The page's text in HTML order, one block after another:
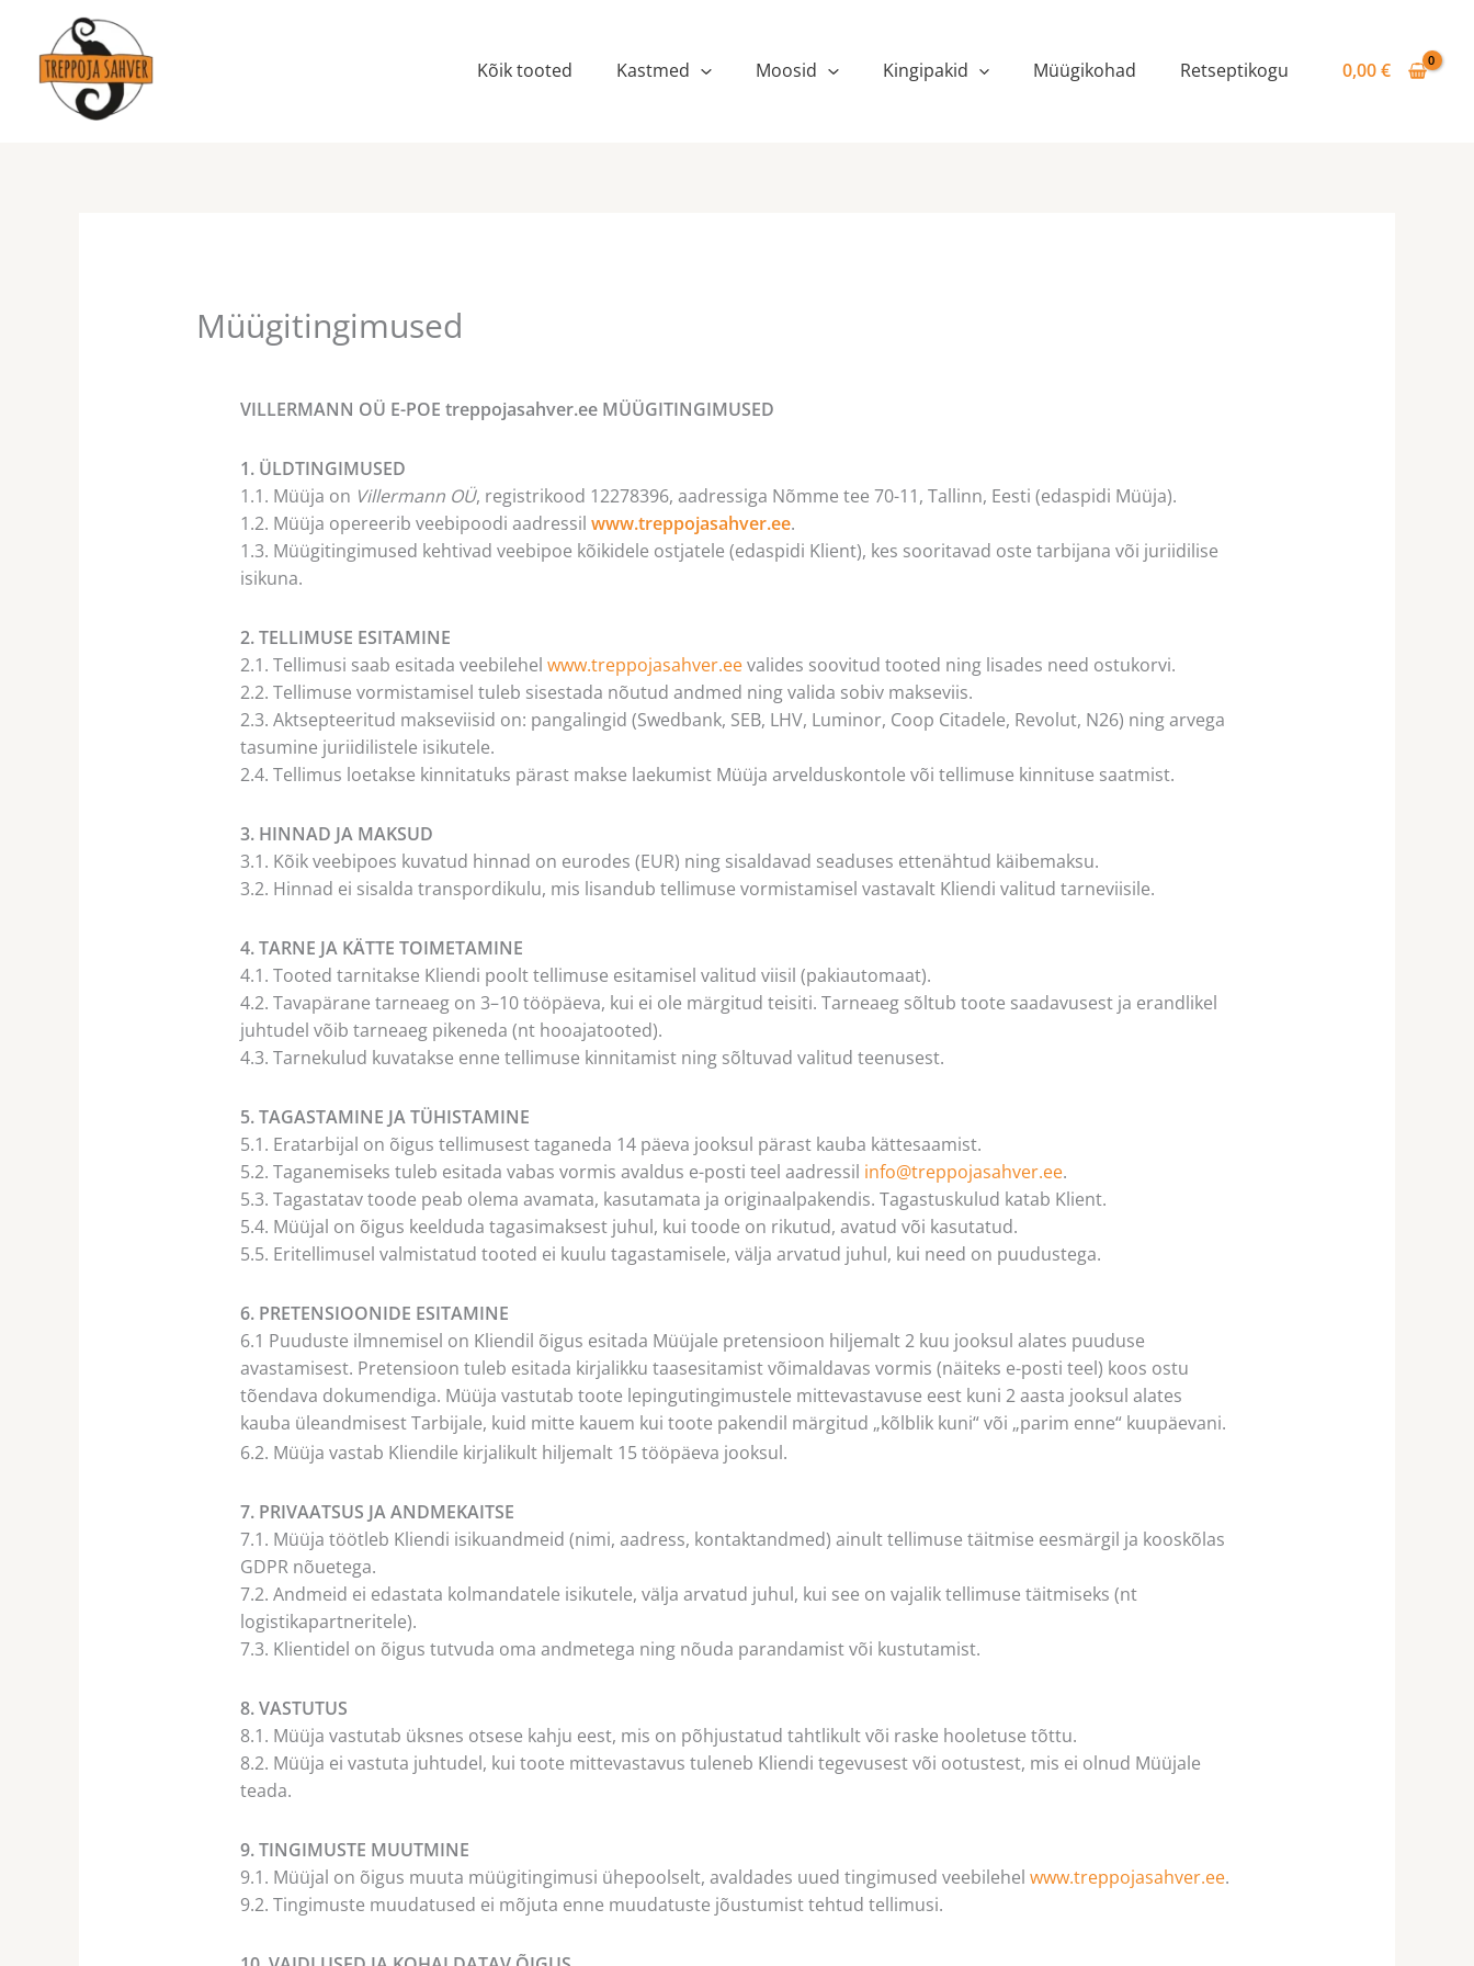
content
Kõik tooted Kastmed Moosid Kingipakid Müügikohad Retseptikogu 0,00€
Müügitingimused
VILLERMANN OÜ E-POE treppojasahver.ee MÜÜGITINGIMUSED
1. ÜLDTINGIMUSED
1.1. Müüja on Villermann OÜ, registrikood 12278396, aadressiga Nõmme tee 70-11, Tallinn, Eesti (edaspidi Müüja).
1.2. Müüja opereerib veebipoodi aadressil www.treppojasahver.ee.
1.3. Müügitingimused kehtivad veebipoe kõikidele ostjatele (edaspidi Klient), kes sooritavad oste tarbijana või juriidilise
isikuna.
2. TELLIMUSE ESITAMINE
2.1. Tellimusi saab esitada veebilehel www.treppojasahver.eevalides soovitud tooted ning lisades need ostukorvi.
2.2. Tellimuse vormistamisel tuleb sisestada nõutud andmed ning valida sobiv makseviis.
2.3. Aktsepteeritud makseviisid on: pangalingid (Swedbank, SEB, LHV, Luminor, Coop Citadele, Revolut, N26) ning arvega
tasumine juriidilistele isikutele.
2.4. Tellimus loetakse kinnitatuks pärast makse laekumist Müüja arvelduskontole või tellimuse kinnituse saatmist.
3. HINNAD JA MAKSUD
3.1. Kõik veebipoes kuvatud hinnad on eurodes (EUR) ning sisaldavad seaduses ettenähtud käibemaksu.
3.2. Hinnad ei sisalda transpordikulu, mis lisandub tellimuse vormistamisel vastavalt Kliendi valitud tarneviisile.
4. TARNE JA KÄTTE TOIMETAMINE
4.1. Tooted tarnitakse Kliendi poolt tellimuse esitamisel valitud viisil (pakiautomaat).
4.2. Tavapärane tarneaeg on 3–10 tööpäeva, kui ei ole märgitud teisiti. Tarneaeg sõltub toote saadavusest ja erandlikel
juhtudel võib tarneaeg pikeneda (nt hooajatooted).
4.3. Tarnekulud kuvatakse enne tellimuse kinnitamist ning sõltuvad valitud teenusest.
5. TAGASTAMINE JA TÜHISTAMINE
5.1. Eratarbijal on õigus tellimusest taganeda 14 päeva jooksul pärast kauba kättesaamist.
5.2. Taganemiseks tuleb esitada vabas vormis avaldus e-posti teel aadressil info@treppojasahver.ee.
5.3. Tagastatav toode peab olema avamata, kasutamata ja originaalpakendis. Tagastuskulud katab Klient.
5.4. Müüjal on õigus keelduda tagasimaksest juhul, kui toode on rikutud, avatud või kasutatud.
5.5. Eritellimusel valmistatud tooted ei kuulu tagastamisele, välja arvatud juhul, kui need on puudustega.
6. PRETENSIOONIDE ESITAMINE
6.1 Puuduste ilmnemisel on Kliendil õigus esitada Müüjale pretensioon hiljemalt 2 kuu jooksul alates puuduse
avastamisest. Pretensioon tuleb esitada kirjalikku taasesitamist võimaldavas vormis (näiteks e-posti teel) koos ostu
tõendava dokumendiga. Müüja vastutab toote lepingutingimustele mittevastavuse eest kuni 2 aasta jooksul alates
kauba üleandmisest Tarbijale, kuid mitte kauem kui toote pakendil märgitud „kõlblik kuni“ või „parim enne“ kuupäevani.
6.2. Müüja vastab Kliendile kirjalikult hiljemalt 15 tööpäeva jooksul.
7. PRIVAATSUS JA ANDMEKAITSE
7.1. Müüja töötleb Kliendi isikuandmeid (nimi, aadress, kontaktandmed) ainult tellimuse täitmise eesmärgil ja kooskõlas
GDPR nõuetega.
7.2. Andmeid ei edastata kolmandatele isikutele, välja arvatud juhul, kui see on vajalik tellimuse täitmiseks (nt
logistikapartneritele).
7.3. Klientidel on õigus tutvuda oma andmetega ning nõuda parandamist või kustutamist.
8. VASTUTUS
8.1. Müüja vastutab üksnes otsese kahju eest, mis on põhjustatud tahtlikult või raske hooletuse tõttu.
8.2. Müüja ei vastuta juhtudel, kui toote mittevastavus tuleneb Kliendi tegevusest või ootustest, mis ei olnud Müüjale
teada.
9. TINGIMUSTE MUUTMINE
9.1. Müüjal on õigus muuta müügitingimusi ühepoolselt, avaldades uued tingimused veebilehel www.treppojasahver.ee.
9.2. Tingimuste muudatused ei mõjuta enne muudatuste jõustumist tehtud tellimusi.